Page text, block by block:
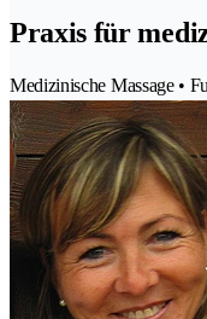
Praxis für
Medizinische Massage •